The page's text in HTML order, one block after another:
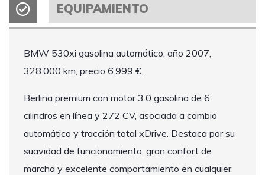
EQUIPAMIENTO
BMW 530xi gasolina automático, año 2007,
328.000 km, precio 6.999 €.
Berlina premium con motor 3.0 gasolina de 6
cilindros en línea y 272 CV, asociada a cambio
automático y tracción total xDrive. Destaca por su
suavidad de funcionamiento, gran confort de
marcha y excelente comportamiento en cualquier